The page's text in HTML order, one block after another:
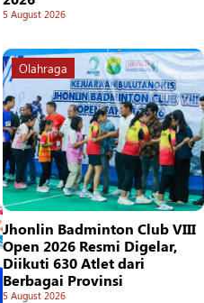
5 August 2026
Olahraga
Jhonlin Badminton Club VIII
Open 2026 Resmi Digelar,
Diikuti 630 Atlet dari
Berbagai Provinsi
5 August 2026